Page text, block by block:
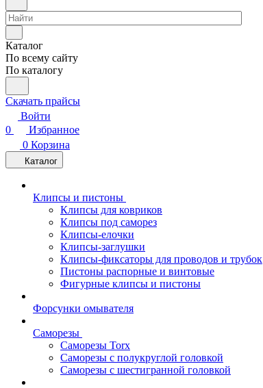
Каталог
По всему сайту
По каталогу
Скачать прайсы
Войти
0
Избранное
0 Корзина
Каталог
Клипсы и пистоны
Клипсы для ковриков
Клипсы под саморез
Клипсы-елочки
Клипсы-заглушки
Клипсы-фиксаторы для проводов и трубок
Пистоны распорные и винтовые
Фигурные клипсы и пистоны
Форсунки омывателя
Саморезы
Саморезы Torx
Саморезы с полукруглой головкой
Саморезы с шестигранной головкой